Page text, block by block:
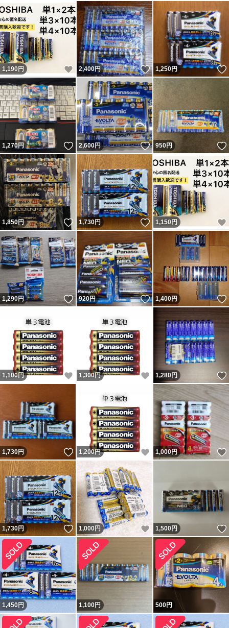
1,190円 いいね！
2,400円 いいね！
1,250円
1,270円 いいね！
2,600円 いいね！
950円
1,850円 いいね！
1,730円 いいね！
1,150円
1,290円 いいね！
920円 いいね！
1,400円
1,100円 いいね！
1,300円 いいね！
1,280円
1,730円 いいね！
1,200円 いいね！
1,000円
1,730円 いいね！
1,000円 いいね！
1,500円
1,450円 1,100円 500円